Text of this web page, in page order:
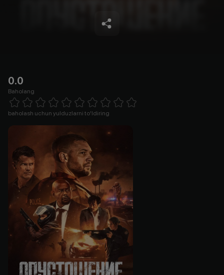
0.0
Baholang
1 Star 2 Stars 3 Stars 4 Stars5 Stars 6 Stars7 Stars8 Stars
baholash uchun yulduzlarni to'ldiring